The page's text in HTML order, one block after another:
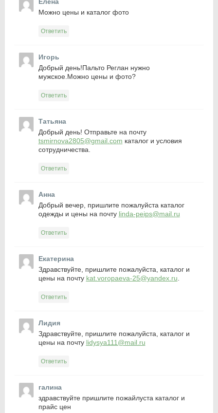
Можно цены и каталог фото
Ответить
Игорь
Добрый день!Пальто Реглан нужно
мужское.Можно цены и фото?
Ответить
Татьяна
Добрый день! Отправьте на почту
tsmirnova2805@gmail.com каталог и условия
сотрудничества.
Ответить
Анна
Добрый вечер, пришлите пожалуйста каталог
одежды и цены на почту linda-peips@mail.ru
Ответить
Екатерина
Здравствуйте, пришлите пожалуйста, каталог и
цены на почту kat.voropaeva-25@yandex.ru
Ответить
Лидия
Здравствуйте, пришлите пожалуйста, каталог и
цены на почту lidysya111@mail.ru
Ответить
галина
здравствуйте пришлите пожайлуста каталог и
прайс цен